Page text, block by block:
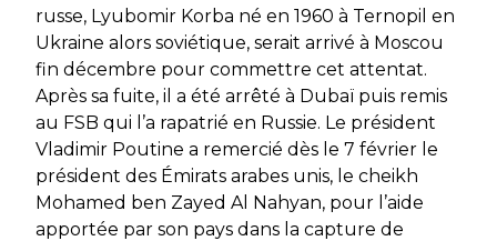
russe, Lyubomir Korba né en 1960 à Ternopil en
Ukraine alors soviétique, serait arrivé à Moscou
fin décembre pour commettre cet attentat.
Après sa fuite, il a été arrêté à Dubaï puis remis
au FSB qui l’a rapatrié en Russie. Le président
Vladimir Poutine a remercié dès le 7 février le
président des Émirats arabes unis, le cheikh
Mohamed ben Zayed Al Nahyan, pour l’aide
apportée par son pays dans la capture de